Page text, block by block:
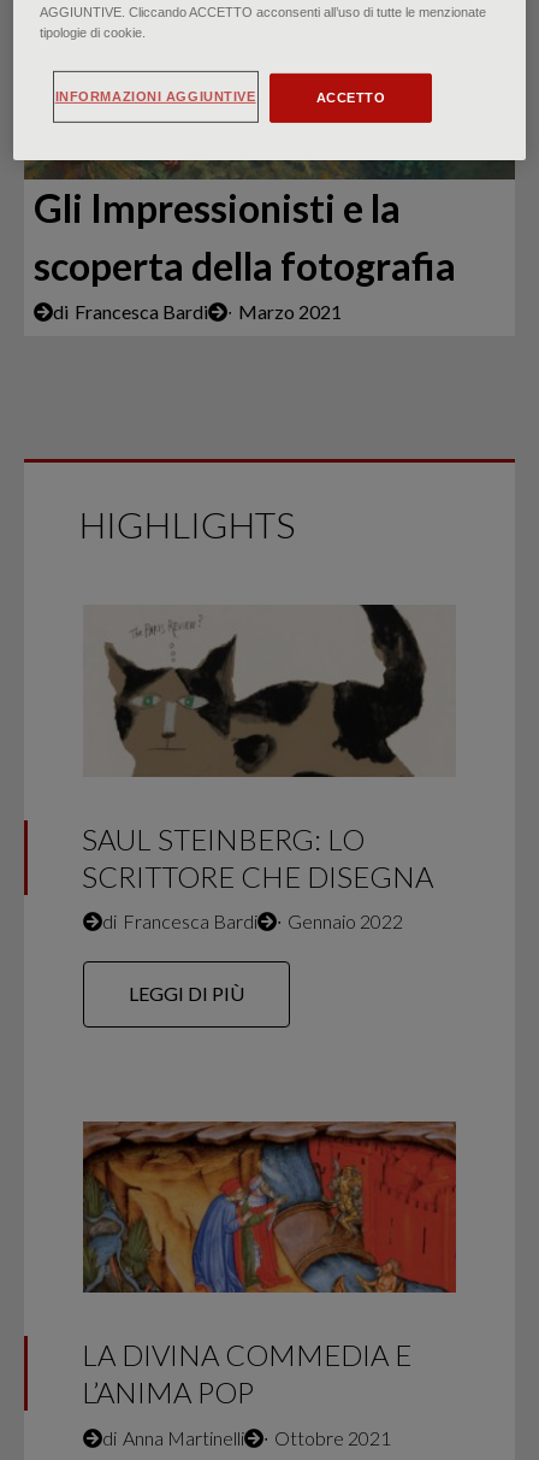
Gli Impressionisti e la
scoperta della fotografia
di Francesca Bardi ∙ Marzo 2021
HIGHLIGHTS
SAUL STEINBERG: LO
SCRITTORE CHE DISEGNA
di Francesca Bardi ∙ Gennaio 2022
LEGGI DI PIÙ
LA DIVINA COMMEDIA E
L’ANIMA POP
di Anna Martinelli ∙ Ottobre 2021
AGGIUNTIVE. Cliccando ACCETTO acconsenti all’uso di tutte le menzionate
tipologie di cookie.
ACCETTO
INFORMAZIONI AGGIUNTIVE